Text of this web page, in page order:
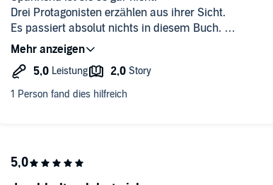
Drei Protagonisten erzählen aus ihrer Sicht.
Es passiert absolut nichts in diesem Buch.
Unaufgeregt und teils auch langweilig.
Sehr schnell war mir klar wer das falsche Spiel spielt.
Die Sprecher sind sehr gut. Nein ich gender nicht!